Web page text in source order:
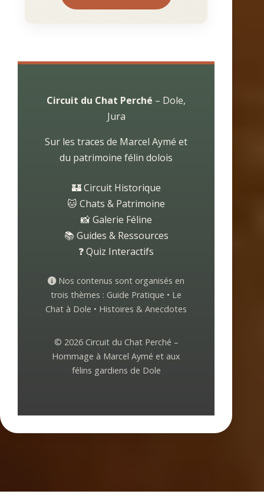
Circuit du Chat Perché – Dole,
Jura
Sur les traces de Marcel Aymé et
du patrimoine félin dolois
🏰 Circuit Historique
🐱 Chats & Patrimoine
📸 Galerie Féline
📚 Guides & Ressources
❓ Quiz Interactifs
Nos contenus sont organisés en
trois thèmes : Guide Pratique • Le
Chat à Dole • Histoires & Anecdotes
© 2026 Circuit du Chat Perché –
Hommage à Marcel Aymé et aux
félins gardiens de Dole